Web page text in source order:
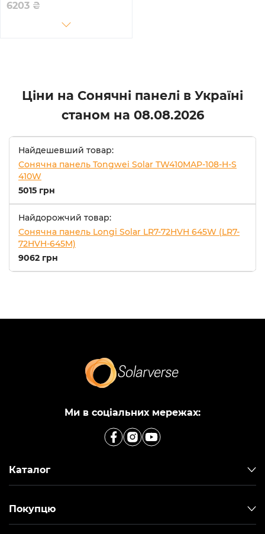
6203 ₴
Ціни на Сонячні панелі в Україні
станом на 08.08.2026
Найдешевший товар:
Сонячна панель Tongwei Solar TW410MAP-108-H-S
410W
5015 грн
Найдорожчий товар:
Сонячна панель Longi Solar LR7-72HVH 645W (LR7-
72HVH-645M)
9062 грн
Ми в соціальних мережах:
Каталог
Покупцю